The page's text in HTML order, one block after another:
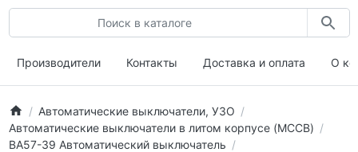
Производители Контакты Доставка и оплата О
Автоматические выключатели, УЗО
Автоматические выключатели в литом корпусе (MCCB)
ВА57-39 Автоматический выключатель